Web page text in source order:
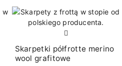
Skarpetki półfrotte merino
wool grafitowe